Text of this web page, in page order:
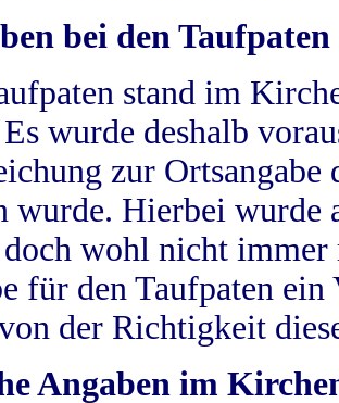
bei den Taufpaten
stand im
wurde deshalb
zur
wurde. Hierbei wurde
wohl nicht
für den Taufpaten
der Richtigkeit
Angaben im